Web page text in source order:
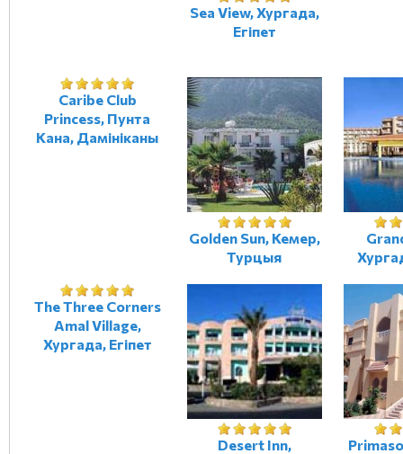
Sea View, Хургада,
Егіпет
Caribe Club
Princess, Пунта
Кана, Дамініканы
Golden Sun, Кемер,
Турцыя
The Three Corners
Amal Village,
Хургада, Егіпет
Desert Inn,